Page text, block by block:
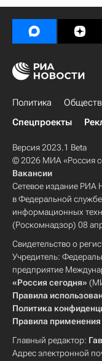
Политика
Спецпроекты
Версия 2023.1 Beta
© 2026 МИА «Россия
Вакансии
Сетевое издание РИА
в Федеральной
информационных
(Роскомнадзор) 08
Свидетельство о
Учредитель:
предприятие
«Россия сегодня»
Правила
Политика
Правила
Главный редактор:
Адрес электронной